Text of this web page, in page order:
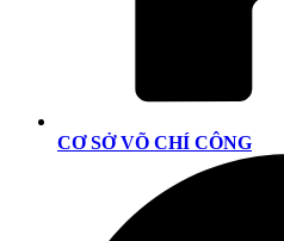
CƠ SỞ VÕ CHÍ CÔNG